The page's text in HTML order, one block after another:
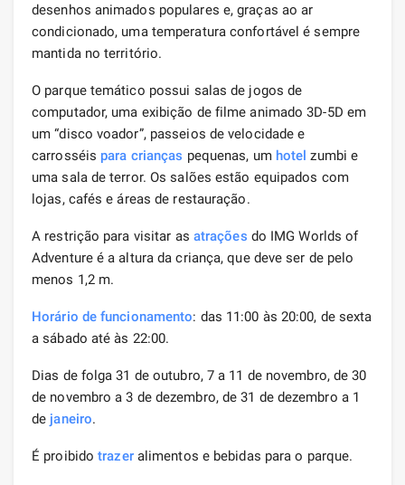
desenhos animados populares e, graças ao ar
condicionado, uma temperatura confortável é sempre
mantida no território.
O parque temático possui salas de jogos de
computador, uma exibição de filme animado 3D-5D em
um “disco voador”, passeios de velocidade e
carrosséis para crianças pequenas, um hotel zumbi e
uma sala de terror. Os salões estão equipados com
lojas, cafés e áreas de restauração.
A restrição para visitar as atrações do IMG Worlds of
Adventure é a altura da criança, que deve ser de pelo
menos 1,2 m.
Horário de funcionamento: das 11:00 às 20:00, de sexta
a sábado até às 22:00.
Dias de folga 31 de outubro, 7 a 11 de novembro, de 30
de novembro a 3 de dezembro, de 31 de dezembro a 1
de janeiro.
É proibidotrazeralimentos e bebidas para o parque.